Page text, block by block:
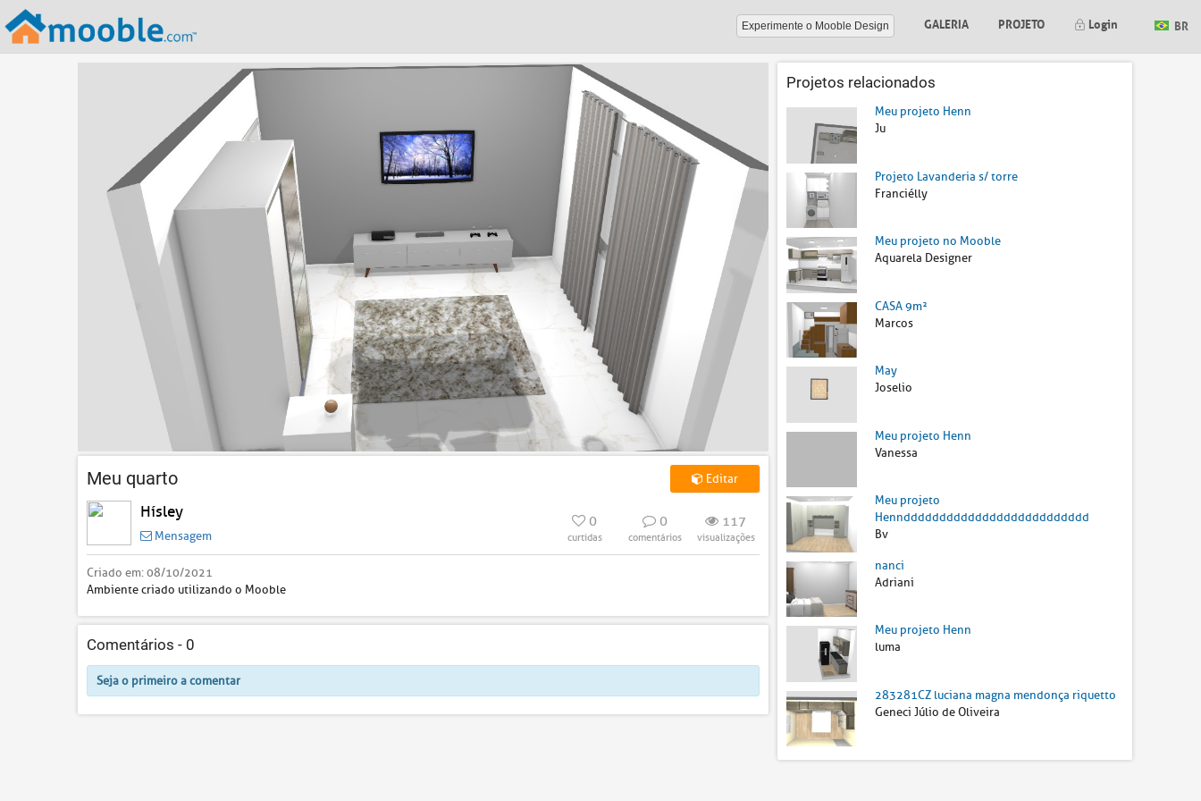
Experimente o Mooble Design GALERIA PROJETO Login BR
Meu quarto Editar
Hísley
Mensagem
0
curtidas
0
comentários
117
visualizações
Criado em:08/10/2021
Ambiente criado utilizando o Mooble
Comentários - 0
Seja o primeiro a comentar
Projetos relacionados
Meu projeto Henn
Ju
Projeto Lavanderia s/ torre
Franciélly
Meu projeto no Mooble
Aquarela Designer
CASA 9m²
Marcos
May
Joselio
Meu projeto Henn
Vanessa
Meu projeto
Henndddddddddddddddddddddddddd
Bv
nanci
Adriani
Meu projeto Henn
luma
283281CZ luciana magna mendonça riquetto
Geneci Júlio de Oliveira